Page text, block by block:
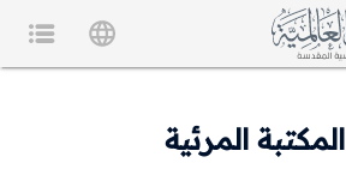
المكتبة المرئية